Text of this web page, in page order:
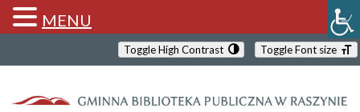
Toggle High Contrast Toggle Font size
MENU